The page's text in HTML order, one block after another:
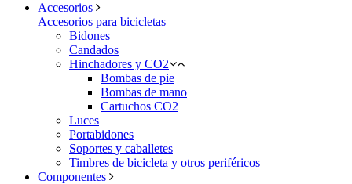
Accesorios
Accesorios para bicicletas
Bidones
Candados
Hinchadores y CO2
Bombas de pie
Bombas de mano
Cartuchos CO2
Luces
Portabidones
Soportes y caballetes
Timbres de bicicleta y otros periféricos
Componentes